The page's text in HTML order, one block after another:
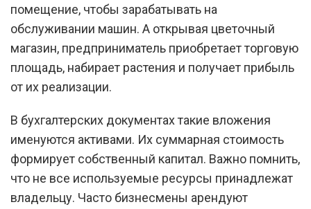
помещение, чтобы зарабатывать на
обслуживании машин. А открывая цветочный
магазин, предприниматель приобретает торговую
площадь, набирает растения и получает прибыль
от их реализации.
В бухгалтерских документах такие вложения
именуются активами. Их суммарная стоимость
формирует собственный капитал. Важно помнить,
что не все используемые ресурсы принадлежат
владельцу. Часто бизнесмены арендуют